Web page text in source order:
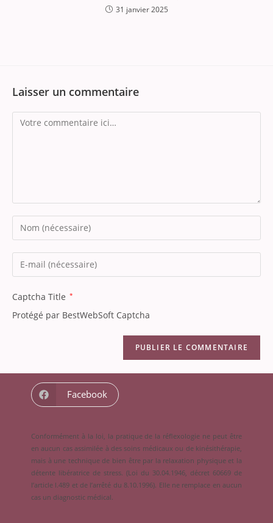
31 janvier 2025
Laisser un commentaire
Captcha Title *
Protégé par BestWebSoft Captcha
Facebook
Conformément à la loi, la pratique de la réflexologie ne peut être
en aucun cas assimilée à des soins médicaux ou de kinésithérapie,
mais à une technique de bien être par la relaxation physique et la
détente libératrice de stress. (Loi du 30.04.1946, décret 60669 de
l’article l.489 et de l’arrêté du 8.10.1996). Elle ne remplace en aucun
cas un diagnostic médical.